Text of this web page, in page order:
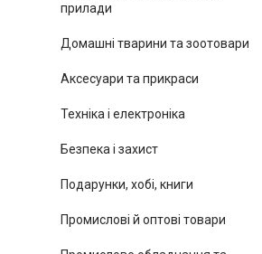
прилади
Домашні тварини та зоотовари
Аксесуари та прикраси
Техніка і електроніка
Безпека і захист
Подарунки, хобі, книги
Промислові й оптові товари